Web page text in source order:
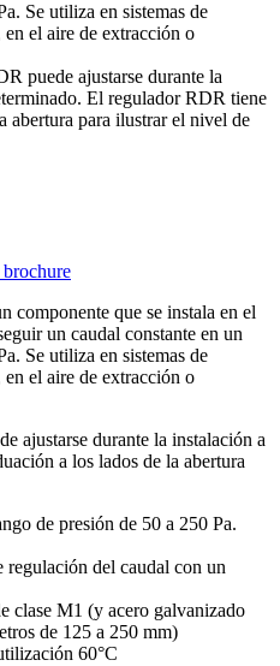
Se utiliza en sistemas de
el aire de extracción o
puede ajustarse durante la
El regulador RDR tiene
abertura para ilustrar el nivel de
componente que se instala en el
un caudal constante en un
Se utiliza en sistemas de
el aire de extracción o
ajustarse durante la instalación a
a los lados de la abertura
de presión de 50 a 250 Pa.
del caudal con un
clase M1 (y acero galvanizado
de 125 a 250 mm)
60°C